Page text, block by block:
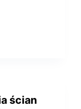
ścian